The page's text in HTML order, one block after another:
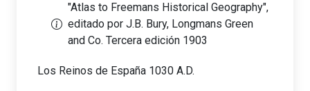
"Atlas to Freemans Historical Geography",
editado por J.B. Bury, Longmans Green
and Co. Tercera edición 1903
Los Reinos de España 1030 A.D.